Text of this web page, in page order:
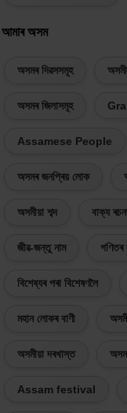
আমাৰ অসম
অসমৰ দিৱসসমূহ
অসমৰ জিলাসমূহ
Assamese People
অসমৰ জনপ্ৰিয় লোক
অসমীয়া শব্দ বাক্য
জীৱ-জন্তু নাম গণিতৰ
বিশেষ্যৰ পৰা বিশেষণলৈ
মহান লোকৰ বাণী
অসমীয়া দৰখাস্ত
Assam festival